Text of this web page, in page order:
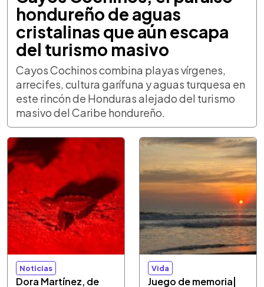
hondureño de aguas
cristalinas que aún escapa
del turismo masivo
Cayos Cochinos combina playas vírgenes,
arrecifes, cultura garífuna y aguas turquesa en
este rincón de Honduras alejado del turismo
masivo del Caribe hondureño.
Noticias
Dora Martínez, de
Vida
Juego de memoria|